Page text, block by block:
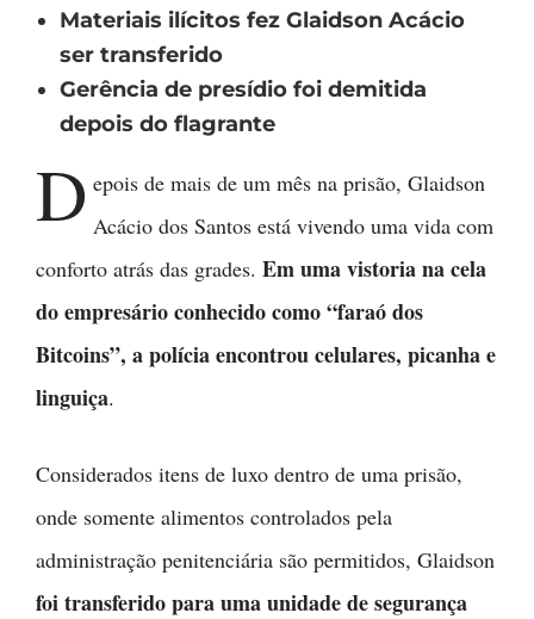
Materiais ilícitos fez Glaidson Acácio
ser transferido
Gerência de presídio foi demitida
depois do flagrante
D epois de mais de um mês na prisão, Glaidson
Acácio dos Santos está vivendo uma vida com
conforto atrás das grades. Em uma vistoria na cela
do empresário conhecido como “faraó dos
Bitcoins”, a polícia encontrou celulares, picanha e
linguiça.
Considerados itens de luxo dentro de uma prisão,
onde somente alimentos controlados pela
administração penitenciária são permitidos, Glaidson
foi transferido para uma unidade de segurança